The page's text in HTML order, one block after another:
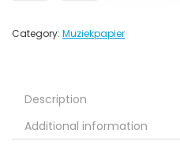
Category: Muziekpapier
Description
Additional information